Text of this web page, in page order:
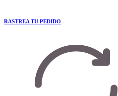
RASTREA TU PEDIDO